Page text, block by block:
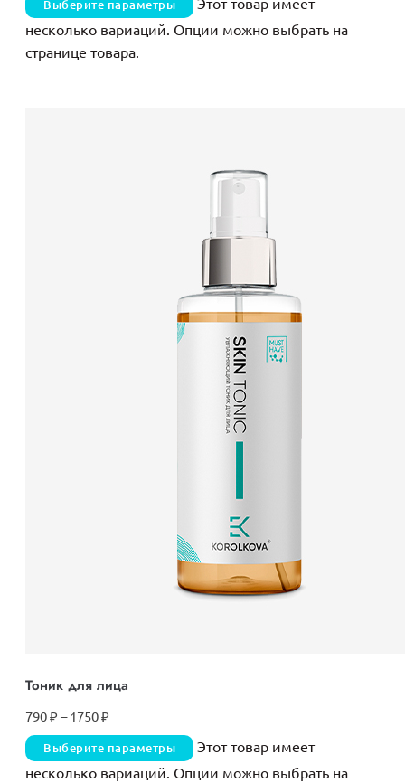
Выберите параметры
несколько вариаций. Опции можно выбрать на
странице товара.
Тоник для лица
790₽ –1750₽
Выберите параметры
Этот товар имеет
несколько вариаций. Опции можно выбрать на